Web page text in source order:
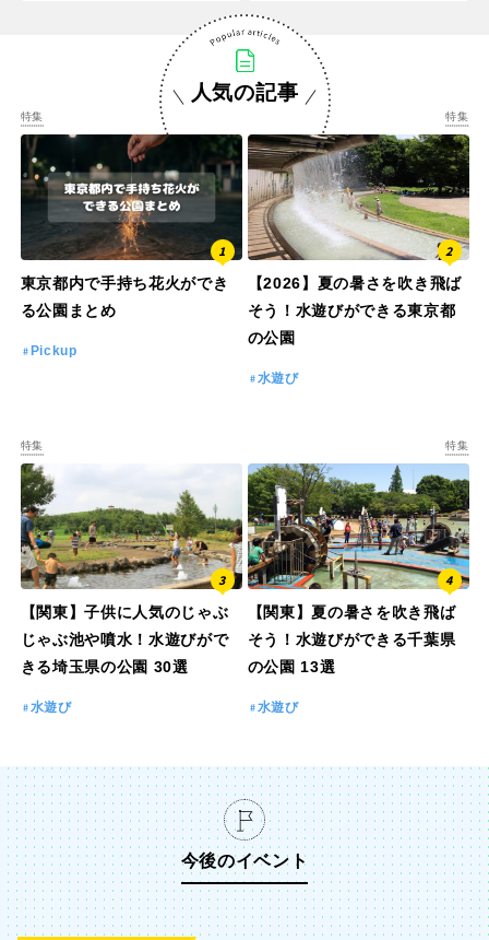
人気の記事
特集
東京都内で手持ち花火ができ
る公園まとめ
Pickup
特集
【2026】夏の暑さを吹き飛ば
そう！水遊びができる東京都
の公園
水遊び
特集
【関東】子供に人気のじゃぶ
じゃぶ池や噴水！水遊びがで
きる埼玉県の公園 30選
水遊び
特集
【関東】夏の暑さを吹き飛ば
そう！水遊びができる千葉県
の公園 13選
水遊び
今後のイベント